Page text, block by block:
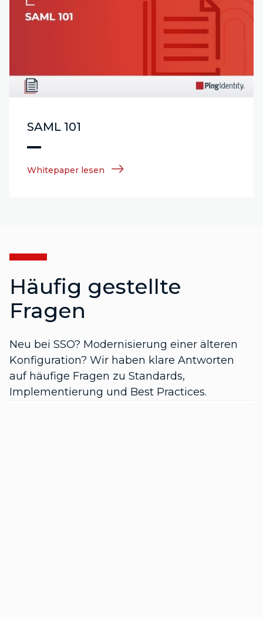
SAML 101
Whitepaper lesen
Häufig gestellte
Fragen
Neu bei SSO? Modernisierung einer älteren
Konfiguration? Wir haben klare Antworten
auf häufige Fragen zu Standards,
Implementierung und Best Practices.